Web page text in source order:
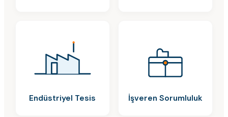
Endüstriyel Tesis İşveren Sorumluluk